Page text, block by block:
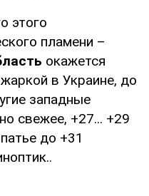
этого
пламени –
окажется
в Украине, до
западные
свежее, +27... +29
до +31